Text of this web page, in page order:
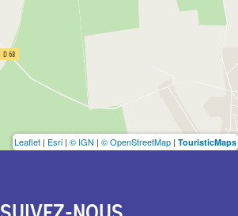
Leaflet | Esri | © IGN | © OpenStreetMap | TouristicMaps